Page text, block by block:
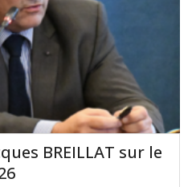
BREILLAT sur le